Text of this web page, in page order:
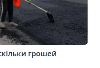
грошей